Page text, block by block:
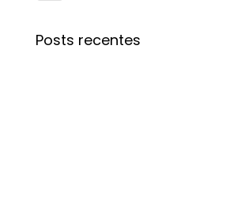
Posts recentes